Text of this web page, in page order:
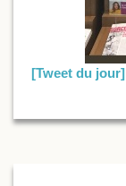
[Tweet du